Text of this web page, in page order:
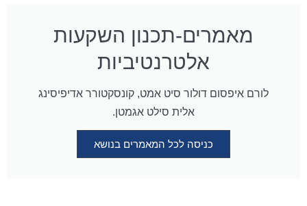
מאמרים-תכנון השקעות
אלטרנטיביות
לורם איפסום דולור סיט אמט, קונסקטורר אדיפיסינג
אלית סילט אגמטן.
כניסה לכל המאמרים בנושא